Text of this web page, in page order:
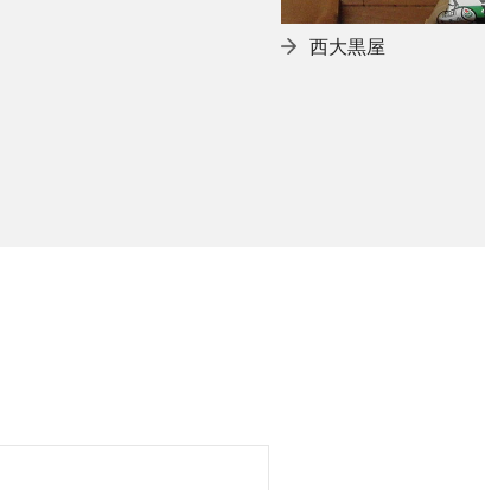
西大黒屋